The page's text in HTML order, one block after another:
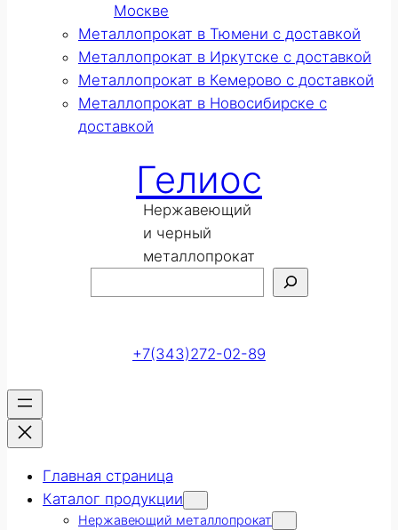
Москве
Металлопрокат в Тюмени с доставкой
Металлопрокат в Иркутске с доставкой
Металлопрокат в Кемерово с доставкой
Металлопрокат в Новосибирске с
доставкой
Гелиос
Нержавеющий
и черный
металлопрокат
+7(343)272-02-89
Главная страница
Каталог продукции
Нержавеющий металлопрокат